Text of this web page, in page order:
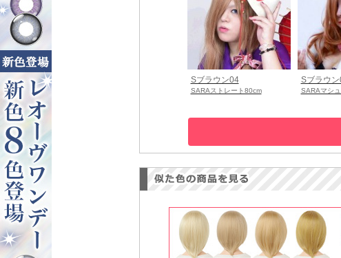
Sブラウン04
SARAストレート80cm
Sブラウ
SARAマシ